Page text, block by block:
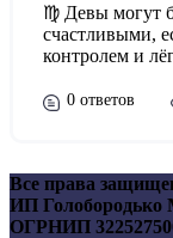
♍ Девы могут
счастливыми,
контролем и
0 ответов
Все права
ИП
ОГРНИП